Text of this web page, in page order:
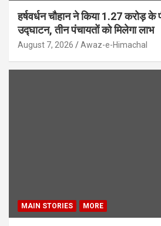
हर्षवर्धन चौहान ने किया 1.27 करोड़ के
उद्घाटन, तीन पंचायतों को मिलेगा लाभ
August 7, 2026 Awaz-e-Himachal
MAIN STORIES MORE